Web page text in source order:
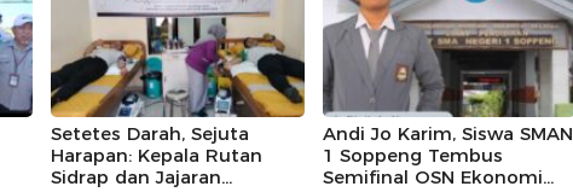
Setetes Darah, Sejuta
Harapan: Kepala Rutan
Sidrap dan Jajaran
Andi Jo Karim, Siswa SMAN
1 Soppeng Tembus
Semifinal OSN Ekonomi